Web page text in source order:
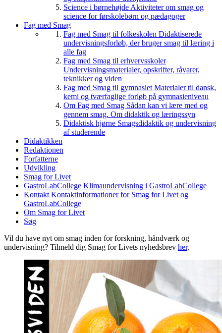
Science i børnehøjde Aktiviteter om smag og
science for førskolebørn og pædagoger
Fag med Smag
Fag med Smag til folkeskolen Didaktiserede
undervisningsforløb, der bruger smag til læring i
alle fag
Fag med Smag til erhvervsskoler
Undervisningsmaterialer, opskrifter, råvarer,
teknikker og viden
Fag med Smag til gymnasiet Materialer til dansk,
kemi og tværfaglige forløb på gymnasieniveau
Om Fag med Smag Sådan kan vi lære med og
gennem smag. Om didaktik og læringssyn
Didaktisk hjørne Smagsdidaktik og undervisning
af studerende
Didaktikken
Redaktionen
Forfatterne
Udvikling
Smag for Livet
GastroLabCollege Klimaundervisning i GastroLabCollege
Kontakt Kontaktinformationer for Smag for Livet og
GastroLabCollege
Om Smag for Livet
Søg
Vil du have nyt om smag inden for forskning, håndværk og
undervisning? Tilmeld dig Smag for Livets nyhedsbrev her.